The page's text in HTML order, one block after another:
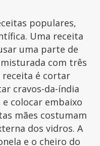
populares,
Uma receita
uma parte de
com três
receita é cortar
cravos-da-índia
colocar embaixo
mães costumam
dos vidros. A
e o cheiro do